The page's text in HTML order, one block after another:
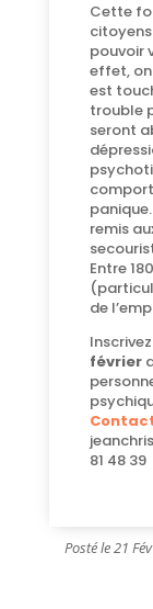
Cette
pouvoir
effet, on
est
trouble
seront
remis
Entre
de
février
81 48 39
Posté le 21